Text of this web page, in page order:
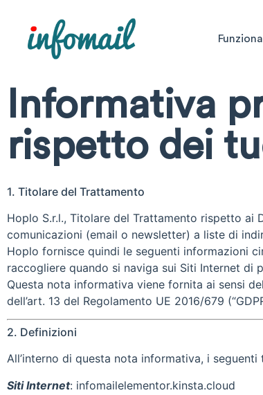
Informativa
rispetto dei
1. Titolare del Trattamento
Hoplo S.r.l., Titolare del Trattamento rispetto ai
comunicazioni (email o newsletter) a liste di
Hoplo fornisce quindi le seguenti informazioni
raccogliere quando si naviga sui Siti Internet di
Questa nota informativa viene fornita ai sensi
dell’art. 13 del Regolamento UE 2016/679
2. Definizioni
All’interno di questa nota informativa, i
Siti Internet: infomailelementor.kinsta.cloud